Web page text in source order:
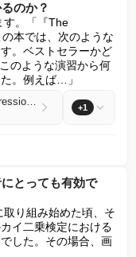
のか？
す。「『The
本では、次のような
。ベストセラーかど
のような演習から何
。例えば…」
What do we learn from bestseller regressions? +1
とっても有効で
り組み始めた頃、そ
イ二乗検定における
した。その場合、画